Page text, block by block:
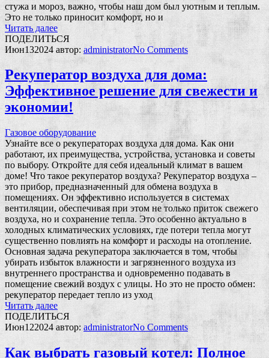
стужа и мороз, важно, чтобы наш дом был уютным и теплым.
Это не только приносит комфорт, но и
Читать далее
ПОДЕЛИТЬСЯ
Июн132024 автор: administratorNo Comments
Рекуператор воздуха для дома:
Эффективное решение для свежести и
экономии!
Газовое оборудование
Узнайте все о рекуператорах воздуха для дома. Как они
работают, их преимущества, устройства, установка и советы
по выбору. Откройте для себя идеальный климат в вашем
доме! Что такое рекуператор воздуха? Рекуператор воздуха –
это прибор, предназначенный для обмена воздуха в
помещениях. Он эффективно используется в системах
вентиляции, обеспечивая при этом не только приток свежего
воздуха, но и сохранение тепла. Это особенно актуально в
холодных климатических условиях, где потери тепла могут
существенно повлиять на комфорт и расходы на отопление.
Основная задача рекуператора заключается в том, чтобы
убирать избыток влажности и загрязненного воздуха из
внутреннего пространства и одновременно подавать в
помещение свежий воздух с улицы. Но это не просто обмен:
рекуператор передает тепло из уход
Читать далее
ПОДЕЛИТЬСЯ
Июн122024автор: administratorNo Comments
Как выбрать газовый котел: Полное